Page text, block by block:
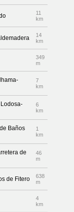
11
km
14
km
349
m
7
km
6
km
Baños
1
km
de
46
m
de Fitero
638
m
4
km